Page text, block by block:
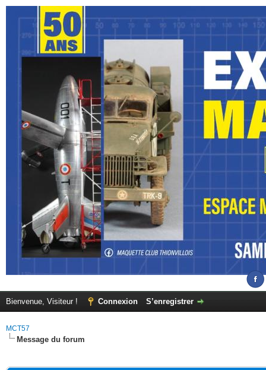
Bienvenue, Visiteur ! Connexion S’enregistrer
MCT57
Message du forum